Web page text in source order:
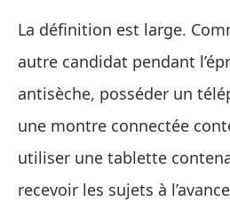
La définition est large.
autre candidat pendant
antisèche, posséder un
une montre connectée
utiliser une tablette
recevoir les sujets à